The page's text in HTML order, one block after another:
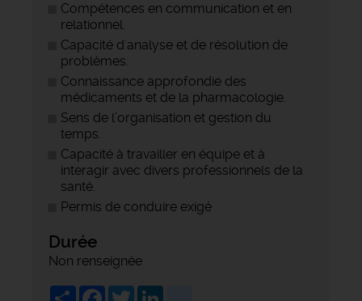
Compétences en communication et en
relationnel.
Capacité d'analyse et de résolution de
problèmes.
Connaissance approfondie des
médicaments et de la pharmacologie.
Sens de l’organisation et gestion du
temps.
Capacité à travailler en équipe et à
interagir avec divers professionnels de la
santé.
Permis de conduire exigé
Durée
Non renseignée
ShareFacebook
Twitter